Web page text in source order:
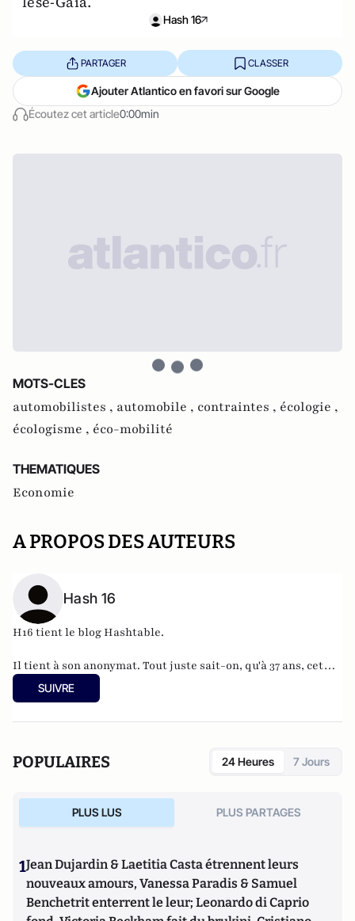
Hash 16
Écoutez cet article0:00min
PARTAGER CLASSER
Ajouter Atlantico en favori sur Google
MOTS-CLES
automobilistes , automobile , contraintes , écologie ,
écologisme , éco-mobilité
THEMATIQUES
Economie
A PROPOS DES AUTEURS
Hash 16
H16 tient le blogHashtable.
Il tient à son anonymat. Tout juste sait-on, qu'à 37 ans, cet
informaticien à l'humour acerbe habite en Belgique et
travaille pour"une grosse boutique qui produit, gère et
SUIVRE
POPULAIRES 24 Heures 7 Jours
PLUS LUS PLUS PARTAGES
1Jean Dujardin & Laetitia Casta étrennent leurs
nouveaux amours, Vanessa Paradis & Samuel
Benchetrit enterrent le leur; Leonardo di Caprio